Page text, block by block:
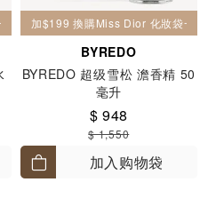
加$199 換購Miss Dior 化妝袋一個
BYREDO
BYREDO 超级雪松 澹香精 50
毫升
$ 948
$ 1,550
加入购物袋